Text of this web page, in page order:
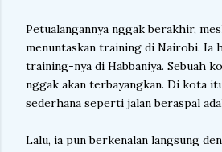
Petualangannya nggak berakhir,
menuntaskan training di Nairobi. Ia
training-nya di Habbaniya. Sebuah
nggak akan terbayangkan. Di kota
sederhana seperti jalan beraspal
Lalu, ia pun berkenalan langsung